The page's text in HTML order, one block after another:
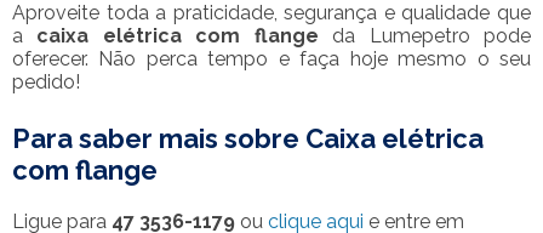
Aproveite toda a praticidade, segurança e qualidade que
a caixa elétrica com flange da Lumepetro pode
oferecer. Não perca tempo e faça hoje mesmo o seu
pedido!
Para saber mais sobre Caixa elétrica
com flange
Ligue para 47 3536-1179 ou clique aqui e entre em